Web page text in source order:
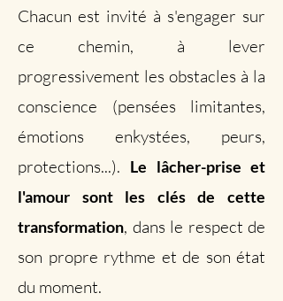
Chacun est invité à s'engager sur
ce chemin, à lever
progressivement les obstacles à la
conscience (pensées limitantes,
émotions enkystées, peurs,
protections...). Le lâcher-prise et
l'amour sont les clés de cette
transformation, dans le respect de
son propre rythme et de son état
du moment.